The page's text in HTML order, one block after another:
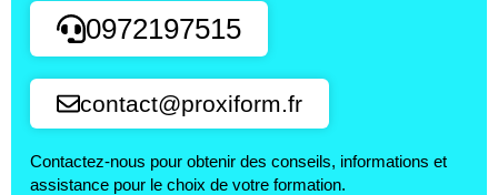
0972197515
contact@proxiform.fr
Contactez-nous pour obtenir des conseils, informations et
assistance pour le choix de votre formation.